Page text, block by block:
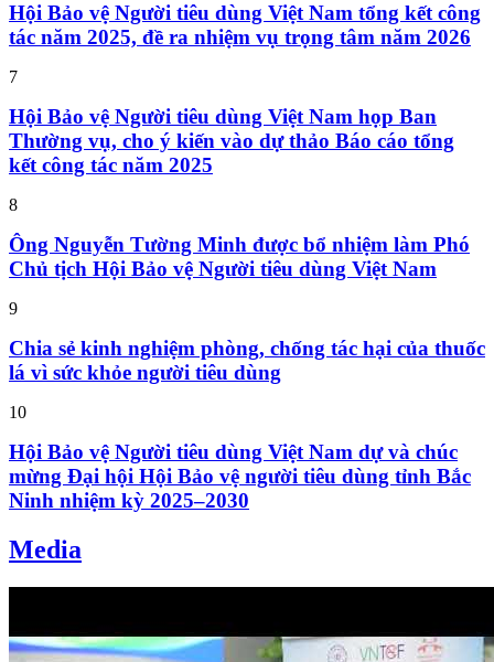
Hội Bảo vệ Người tiêu dùng Việt Nam tổng kết công
tác năm 2025, đề ra nhiệm vụ trọng tâm năm 2026
7
Hội Bảo vệ Người tiêu dùng Việt Nam họp Ban
Thường vụ, cho ý kiến vào dự thảo Báo cáo tổng
kết công tác năm 2025
8
Ông Nguyễn Tường Minh được bổ nhiệm làm Phó
Chủ tịch Hội Bảo vệ Người tiêu dùng Việt Nam
9
Chia sẻ kinh nghiệm phòng, chống tác hại của thuốc
lá vì sức khỏe người tiêu dùng
10
Hội Bảo vệ Người tiêu dùng Việt Nam dự và chúc
mừng Đại hội Hội Bảo vệ người tiêu dùng tỉnh Bắc
Ninh nhiệm kỳ 2025–2030
Media